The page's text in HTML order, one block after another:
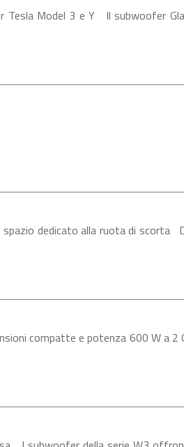
Tesla Model 3 e Y Il subwoofer
dedicato alla ruota di
compatte e potenza 600 W a